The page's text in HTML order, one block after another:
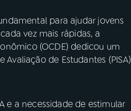
para ajudar jovens
vez mais rápidas, a
(OCDE) dedicou um
de Estudantes (PISA)
e a necessidade de estimular